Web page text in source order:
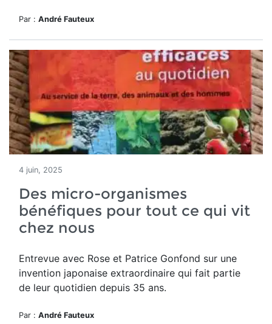
Par : André Fauteux
4 juin, 2025
Des micro-organismes
bénéfiques pour tout ce qui vit
chez nous
Entrevue avec Rose et Patrice Gonfond sur une
invention japonaise extraordinaire qui fait partie
de leur quotidien depuis 35 ans.
Par : André Fauteux